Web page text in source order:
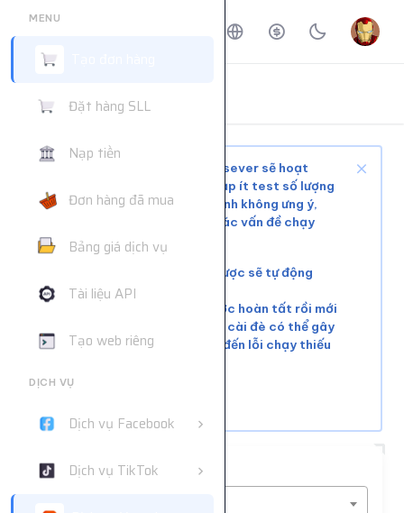
MENU
Đặt hàng SLL
Nạp tiền
Đơn hàng đã mua
Bảng giá dịch vụ
Tài liệu API
Tạo web riêng
DỊCH VỤ
Dịch vụ Facebook
Dịch vụ TikTok
Trang chủ Đặt hàng dịch vụ
Tùy tình trạng mạng xã hội và sever sẽ hoạt
động ổn định hoặc phải chờ, nạp ít test số lượng
nhỏ trước khi mua nhiều để tránh không ưng ý,
web không hỗ trợ giải quyết các vấn đề chạy
chậm hoặc đơn chưa chạy kịp
Các đơn lỗi không chạy được sẽ tự động
hoàn tiền
Vui lòng đợi đơn hàng trước hoàn tất rồi mới
tiếp tục cài đơn mới. Việc cài đè có thể gây
xung đột tài nguyên, dẫn đến lỗi chạy thiếu
Tìm nhanh dịch vụ